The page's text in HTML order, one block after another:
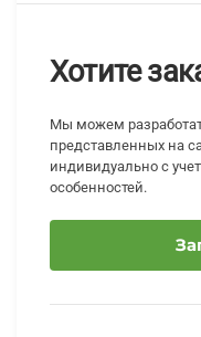
Хотите
Мы можем
представленных на
индивидуально с
особенностей.